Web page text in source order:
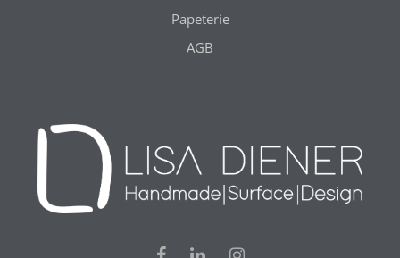
Papeterie
AGB